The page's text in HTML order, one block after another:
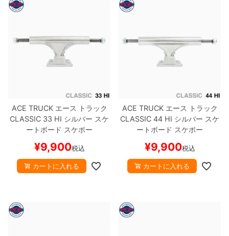
ACE TRUCKエース トラック
CLASSIC 33 HI シルバー スケ
ートボード スケボー
¥9,900税込
カートに入れる
ACE TRUCKエース トラック
CLASSIC 44 HI シルバー スケ
ートボード スケボー
¥9,900税込
カートに入れる